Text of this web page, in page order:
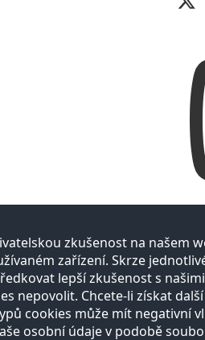
zkušenost na našem
zařízení. Skrze
lepší zkušenost s
nepovolit. Chcete-li získat
cookies může mít negativní
osobní údaje v podobě